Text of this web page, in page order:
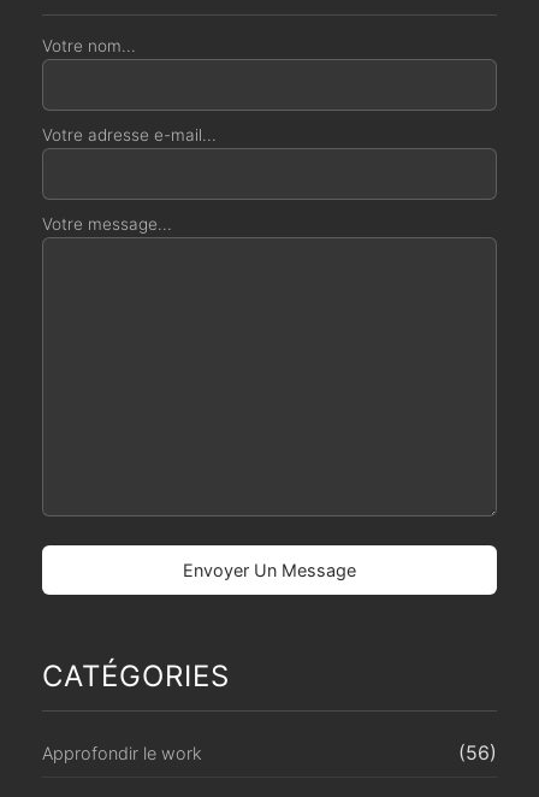
Votre nom...
Votre adresse e-mail...
Votre message...
CATÉGORIES
Approfondir le work (56)